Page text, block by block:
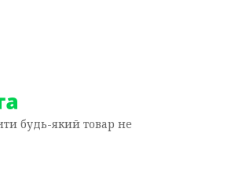
будь-який товар не